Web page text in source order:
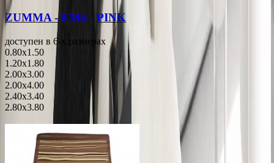
ZUMMA - F592 - PINK
доступен в 6-x размерах
0.80x1.50
1.20x1.80
2.00x3.00
2.00x4.00
2.40x3.40
2.80x3.80